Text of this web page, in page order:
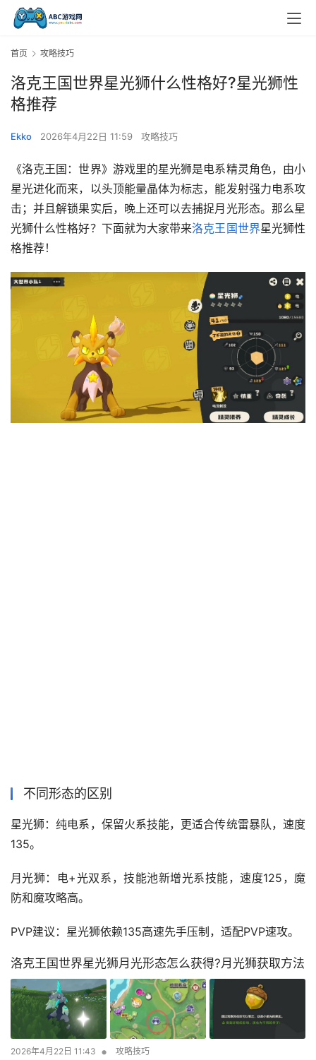
首页 攻略技巧
洛克王国世界星光狮什么性格好?星光狮性
格推荐
Ekko 2026年4月22日 11:59 攻略技巧
《洛克王国：世界》游戏里的星光狮是电系精灵角色，由小
星光进化而来，以头顶能量晶体为标志，能发射强力电系攻
击；并且解锁果实后，晚上还可以去捕捉月光形态。那么星
光狮什么性格好？下面就为大家带来洛克王国世界星光狮性
格推荐！
不同形态的区别
星光狮：纯电系‌，保留火系技能，更适合传统雷暴队，速度
135。
月光狮：电+光双系‌，技能池新增光系技能，速度125，魔
防和魔攻略高。
PVP建议：星光狮依赖135高速先手压制，适配‌PVP速攻‌。